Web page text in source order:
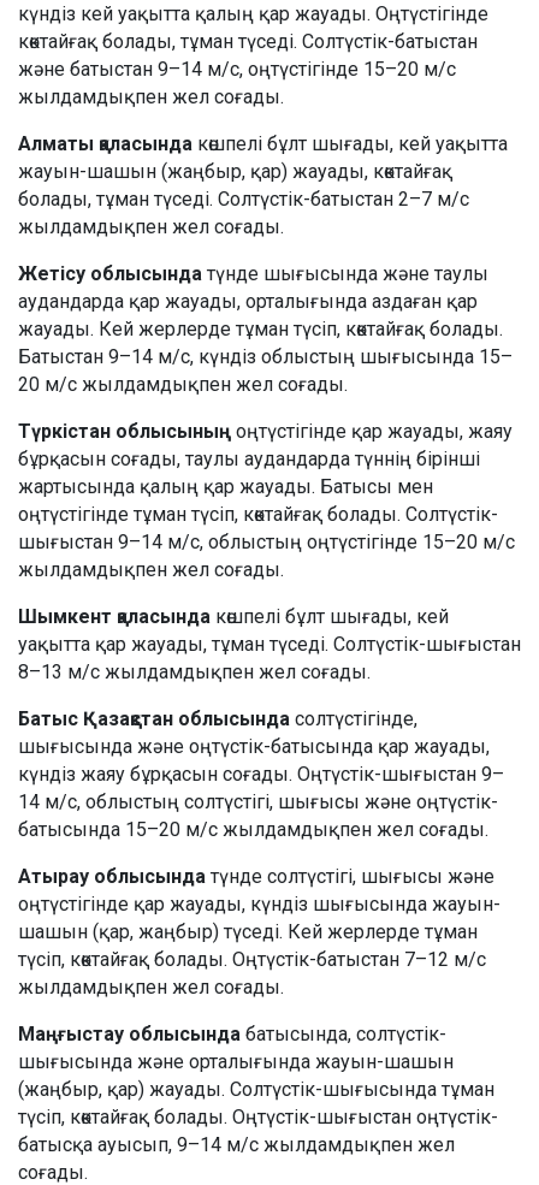
күндіз кей уақытта қалың қар жауады. Оңтүстігінде
көктайғақ болады, тұман түседі. Солтүстік-батыстан
және батыстан 9–14 м/с, оңтүстігінде 15–20 м/с
жылдамдықпен жел соғады.
Алматы қаласында көшпелі бұлт шығады, кей уақытта
жауын-шашын (жаңбыр, қар) жауады, көктайғақ
болады, тұман түседі. Солтүстік-батыстан 2–7 м/с
жылдамдықпен жел соғады.
Жетісу облысында түнде шығысында және таулы
аудандарда қар жауады, орталығында аздаған қар
жауады. Кей жерлерде тұман түсіп, көктайғақ болады.
Батыстан 9–14 м/с, күндіз облыстың шығысында 15–
20 м/с жылдамдықпен жел соғады.
Түркістан облысының оңтүстігінде қар жауады, жаяу
бұрқасын соғады, таулы аудандарда түннің бірінші
жартысында қалың қар жауады. Батысы мен
оңтүстігінде тұман түсіп, көктайғақ болады. Солтүстік-
шығыстан 9–14 м/с, облыстың оңтүстігінде 15–20 м/с
жылдамдықпен жел соғады.
Шымкент қаласында көшпелі бұлт шығады, кей
уақытта қар жауады, тұман түседі. Солтүстік-шығыстан
8–13 м/с жылдамдықпен жел соғады.
Батыс Қазақстан облысында солтүстігінде,
шығысында және оңтүстік-батысында қар жауады,
күндіз жаяу бұрқасын соғады. Оңтүстік-шығыстан 9–
14 м/с, облыстың солтүстігі, шығысы және оңтүстік-
батысында 15–20 м/с жылдамдықпен жел соғады.
Атырау облысында түнде солтүстігі, шығысы және
оңтүстігінде қар жауады, күндіз шығысында жауын-
шашын (қар, жаңбыр) түседі. Кей жерлерде тұман
түсіп, көктайғақ болады. Оңтүстік-батыстан 7–12 м/с
жылдамдықпен жел соғады.
Маңғыстау облысында батысында, солтүстік-
шығысында және орталығында жауын-шашын
(жаңбыр, қар) жауады. Солтүстік-шығысында тұман
түсіп, көктайғақ болады. Оңтүстік-шығыстан оңтүстік-
батысқа ауысып, 9–14 м/с жылдамдықпен жел
соғады.